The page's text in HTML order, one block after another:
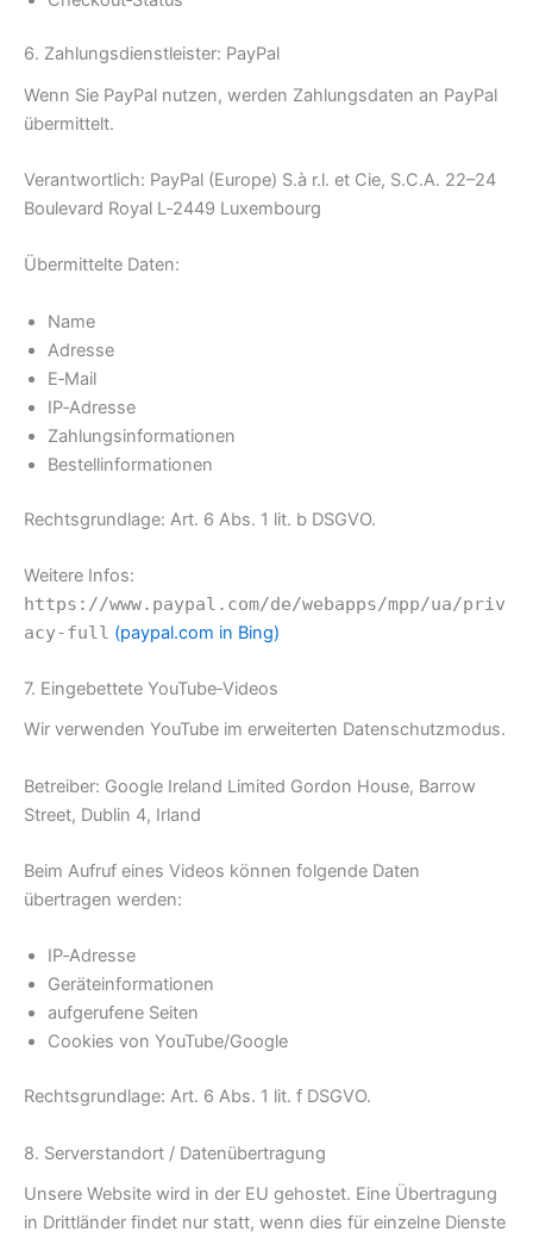
6. Zahlungsdienstleister: PayPal
Wenn Sie PayPal nutzen, werden Zahlungsdaten an PayPal
übermittelt.
Verantwortlich: PayPal (Europe) S.à r.l. et Cie, S.C.A. 22–24
Boulevard Royal L‑2449 Luxembourg
Übermittelte Daten:
Name
Adresse
E‑Mail
IP‑Adresse
Zahlungsinformationen
Bestellinformationen
Rechtsgrundlage: Art. 6 Abs. 1 lit. b DSGVO.
Weitere Infos:
https://www.paypal.com/de/webapps/mpp/ua/priv
acy-full (paypal.com in Bing)
7. Eingebettete YouTube‑Videos
Wir verwenden YouTube im erweiterten Datenschutzmodus.
Betreiber: Google Ireland Limited Gordon House, Barrow
Street, Dublin 4, Irland
Beim Aufruf eines Videos können folgende Daten
übertragen werden:
IP‑Adresse
Geräteinformationen
aufgerufene Seiten
Cookies von YouTube/Google
Rechtsgrundlage: Art. 6 Abs. 1 lit. f DSGVO.
8. Serverstandort / Datenübertragung
Unsere Website wird in der EU gehostet. Eine Übertragung
in Drittländer findet nur statt, wenn dies für einzelne Dienste